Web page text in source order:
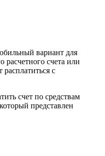
вариант для
расчетного счета или
расплатиться с
счет по средствам
представлен